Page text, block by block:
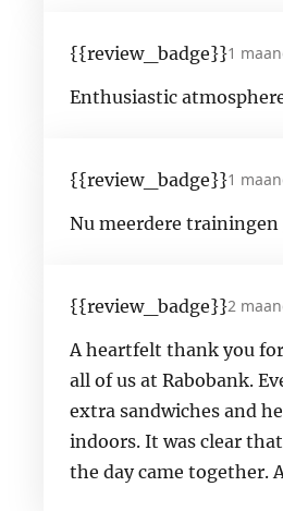
{{review_badge}}1
Enthusiastic
{{review_badge}}1
Nu meerdere trainingen
{{review_badge}}2
A heartfelt thank you
all of us at Rabobank.
extra sandwiches and
indoors. It was clear
the day came together.